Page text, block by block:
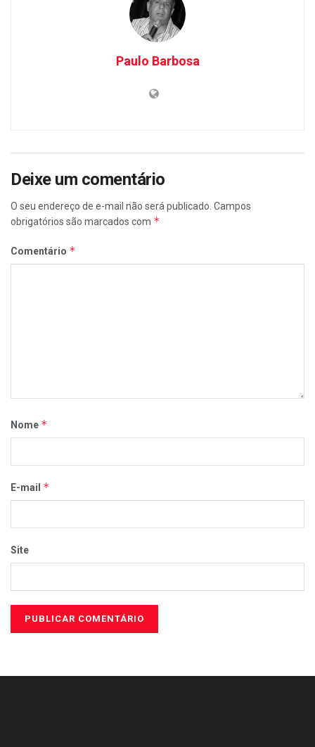
Paulo Barbosa
Deixe um comentário
O seu endereço de e-mail não será publicado. Campos
obrigatórios são marcados com *
Comentário *
Nome *
E-mail *
Site